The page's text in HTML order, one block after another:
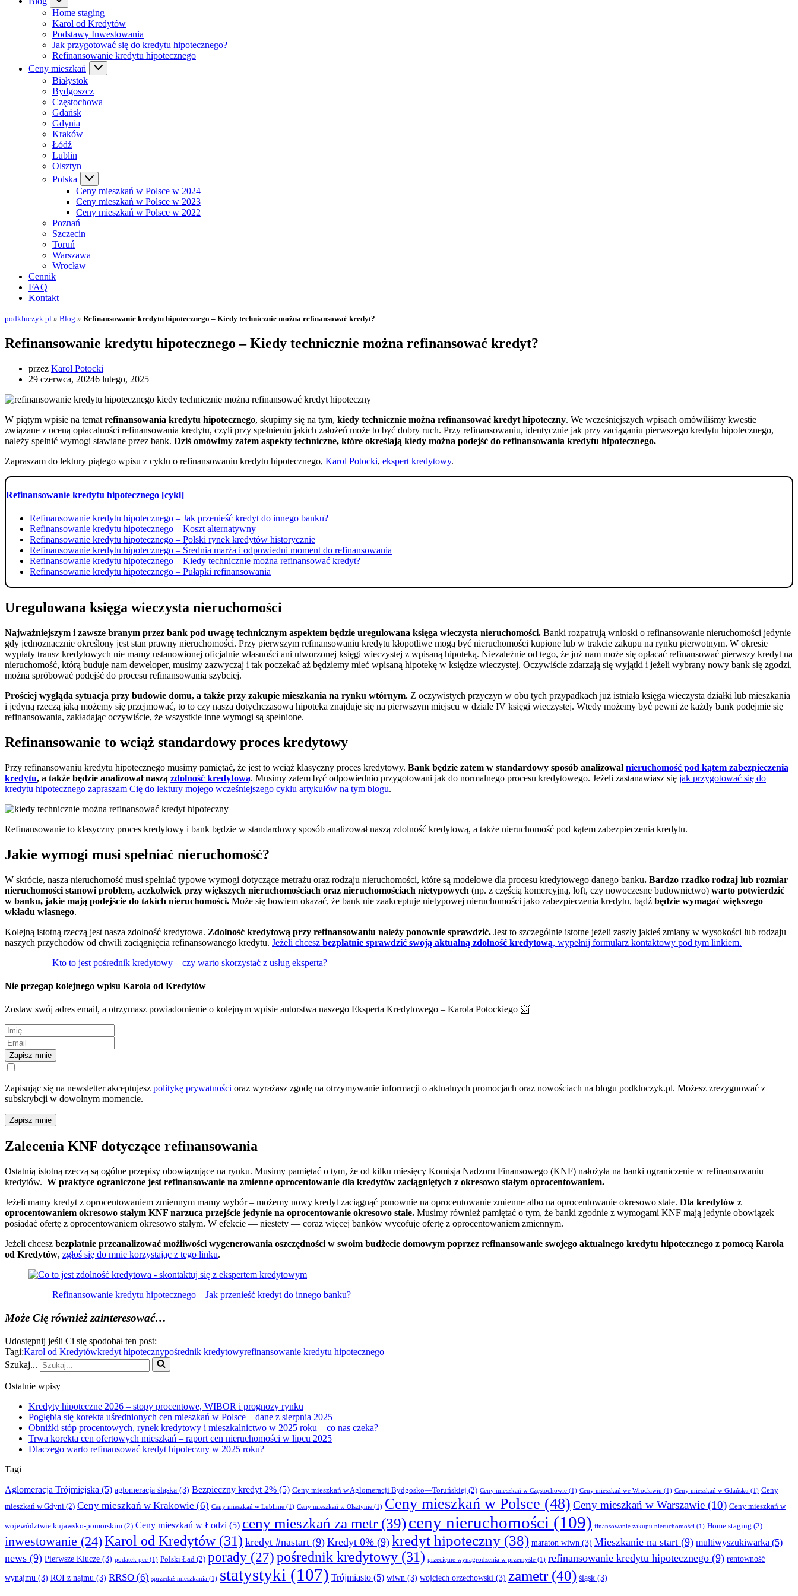
Home staging
Karol od Kredytów
Podstawy Inwestowania
Jak przygotować się do kredytu hipotecznego?
Refinansowanie kredytu hipotecznego
Ceny mieszkań
Białystok
Bydgoszcz
Częstochowa
Gdańsk
Gdynia
Kraków
Łódź
Lublin
Olsztyn
Polska
Ceny mieszkań w Polsce w 2024
Ceny mieszkań w Polsce w 2023
Ceny mieszkań w Polsce w 2022
Poznań
Szczecin
Toruń
Warszawa
Wrocław
Cennik
FAQ
Kontakt
podkluczyk.pl » Blog » Refinansowanie kredytu hipotecznego – Kiedy technicznie można refinansować kredyt?
Refinansowanie kredytu hipotecznego – Kiedy technicznie można refinansować kredyt?
przez Karol Potocki
29 czerwca, 20246 lutego, 2025
W piątym wpisie na temat refinansowania kredytu hipotecznego, skupimy się na tym, kiedy technicznie można refinansować kredyt hipoteczny. We wcześniejszych wpisach omówiliśmy kwestie
związane z oceną opłacalności refinansowania kredytu, czyli przy spełnieniu jakich założeń może to być dobry ruch. Przy refinansowaniu, identycznie jak przy zaciąganiu pierwszego kredytu hipotecznego,
należy spełnić wymogi stawiane przez bank. Dziś omówimy zatem aspekty techniczne, które określają kiedy można podejść do refinansowania kredytu hipotecznego.
Zapraszam do lektury piątego wpisu z cyklu o refinansowaniu kredytu hipotecznego, Karol Potocki, ekspert kredytowy.
Refinansowanie kredytu hipotecznego [cykl]
Refinansowanie kredytu hipotecznego – Jak przenieść kredyt do innego banku?
Refinansowanie kredytu hipotecznego – Koszt alternatywny
Refinansowanie kredytu hipotecznego – Polski rynek kredytów historycznie
Refinansowanie kredytu hipotecznego – Średnia marża i odpowiedni moment do refinansowania
Refinansowanie kredytu hipotecznego – Kiedy technicznie można refinansować kredyt?
Refinansowanie kredytu hipotecznego – Pułapki refinansowania
Uregulowana księga wieczysta nieruchomości
Najważniejszym i zawsze branym przez bank pod uwagę technicznym aspektem będzie uregulowana księga wieczysta nieruchomości. Banki rozpatrują wnioski o refinansowanie nieruchomości jedynie
gdy jednoznacznie określony jest stan prawny nieruchomości. Przy pierwszym refinansowaniu kredytu kłopotliwe mogą być nieruchomości kupione lub w trakcie zakupu na rynku pierwotnym. W okresie
wypłaty transz kredytowych nie mamy ustanowionej oficjalnie własności ani utworzonej księgi wieczystej z wpisaną hipoteką. Niezależnie od tego, że już nam może się opłacać refinansować pierwszy kredyt na
nieruchomość, którą buduje nam deweloper, musimy zazwyczaj i tak poczekać aż będziemy mieć wpisaną hipotekę w księdze wieczystej. Oczywiście zdarzają się wyjątki i jeżeli wybrany nowy bank się zgodzi,
można spróbować podejść do procesu refinansowania szybciej.
Prościej wygląda sytuacja przy budowie domu, a także przy zakupie mieszkania na rynku wtórnym. Z oczywistych przyczyn w obu tych przypadkach już istniała księga wieczysta działki lub mieszkania
i jedyną rzeczą jaką możemy się przejmować, to to czy nasza dotychczasowa hipoteka znajduje się na pierwszym miejscu w dziale IV księgi wieczystej. Wtedy możemy być pewni że każdy bank podejmie się
refinansowania, zakładając oczywiście, że wszystkie inne wymogi są spełnione.
Refinansowanie to wciąż standardowy proces kredytowy
Przy refinansowaniu kredytu hipotecznego musimy pamiętać, że jest to wciąż klasyczny proces kredytowy. Bank będzie zatem w standardowy sposób analizowałnieruchomość pod kątem zabezpieczenia
kredytu, a także będzie analizował naszą zdolność kredytową. Musimy zatem być odpowiednio przygotowani jak do normalnego procesu kredytowego. Jeżeli zastanawiasz się jak przygotować się do
kredytu hipotecznego zapraszam Cię do lektury mojego wcześniejszego cyklu artykułów na tym blogu.
Refinansowanie to klasyczny proces kredytowy i bank będzie w standardowy sposób analizował naszą zdolność kredytową, a także nieruchomość pod kątem zabezpieczenia kredytu.
Jakie wymogi musi spełniać nieruchomość?
W skrócie, nasza nieruchomość musi spełniać typowe wymogi dotyczące metrażu oraz rodzaju nieruchomości, które są modelowe dla procesu kredytowego danego banku. Bardzo rzadko rodzaj lub rozmiar
nieruchomości stanowi problem, aczkolwiek przy większych nieruchomościach oraz nieruchomościach nietypowych (np. z częścią komercyjną, loft, czy nowoczesne budownictwo) warto potwierdzić
w banku, jakie mają podejście do takich nieruchomości. Może się bowiem okazać, że bank nie zaakceptuje nietypowej nieruchomości jako zabezpieczenia kredytu, bądź będzie wymagać większego
wkładu własnego.
Kolejną istotną rzeczą jest nasza zdolność kredytowa. Zdolność kredytową przy refinansowaniu należy ponownie sprawdzić. Jest to szczególnie istotne jeżeli zaszły jakieś zmiany w wysokości lub rodzaju
naszych przychodów od chwili zaciągnięcia refinansowanego kredytu. Jeżeli chcesz bezpłatnie sprawdzić swoją aktualną zdolność kredytową, wypełnij formularz kontaktowy pod tym linkiem.
Kto to jest pośrednik kredytowy – czy warto skorzystać z usług eksperta?
Nie przegap kolejnego wpisu Karola od Kredytów
Zostaw swój adres email, a otrzymasz powiadomienie o kolejnym wpisie autorstwa naszego Eksperta Kredytowego – Karola Potockiego 📨
Zapisz mnie
Zapisując się na newsletter akceptujesz politykę prywatności oraz wyrażasz zgodę na otrzymywanie informacji o aktualnych promocjach oraz nowościach na blogu podkluczyk.pl. Możesz zrezygnować z
subskrybcji w dowolnym momencie.
Zapisz mnie
Zalecenia KNF dotyczące refinansowania
Ostatnią istotną rzeczą są ogólne przepisy obowiązujące na rynku. Musimy pamiętać o tym, że od kilku miesięcy Komisja Nadzoru Finansowego (KNF) nałożyła na banki ograniczenie w refinansowaniu
kredytów. W praktyce ograniczone jest refinansowanie na zmienne oprocentowanie dla kredytów zaciągniętych z okresowo stałym oprocentowaniem.
Jeżeli mamy kredyt z oprocentowaniem zmiennym mamy wybór – możemy nowy kredyt zaciągnąć ponownie na oprocentowanie zmienne albo na oprocentowanie okresowo stałe. Dla kredytów z
oprocentowaniem okresowo stałym KNF narzuca przejście jedynie na oprocentowanie okresowo stałe. Musimy również pamiętać o tym, że banki zgodnie z wymogami KNF mają jedynie obowiązek
posiadać ofertę z oprocentowaniem okresowo stałym. W efekcie — niestety — coraz więcej banków wycofuje ofertę z oprocentowaniem zmiennym.
Jeżeli chcesz bezpłatnie przeanalizować możliwości wygenerowania oszczędności w swoim budżecie domowym poprzez refinansowanie swojego aktualnego kredytu hipotecznego z pomocą Karola
od Kredytów, zgłoś się do mnie korzystając z tego linku.
Refinansowanie kredytu hipotecznego – Jak przenieść kredyt do innego banku?
Może Cię również zainteresować…
Udostępnij jeśli Ci się spodobał ten post:
Tagi:Karol od Kredytówkredyt hipotecznypośrednik kredytowyrefinansowanie kredytu hipotecznego
Szukaj...
Ostatnie wpisy
Kredyty hipoteczne 2026 – stopy procentowe, WIBOR i prognozy rynku
Pogłębia się korekta uśrednionych cen mieszkań w Polsce – dane z sierpnia 2025
Obniżki stóp procentowych, rynek kredytowy i mieszkalnictwo w 2025 roku – co nas czeka?
Trwa korekta cen ofertowych mieszkań – raport cen nieruchomości w lipcu 2025
Dlaczego warto refinansować kredyt hipoteczny w 2025 roku?
Tagi
Aglomeracja Trójmiejska (5) aglomeracja śląska (3) Bezpieczny kredyt 2% (5) Ceny mieszkań w Aglomeracji Bydgosko—Toruńskiej (2) Ceny mieszkań w Częstochowie (1) Ceny mieszkań we Wrocławiu (1) Ceny mieszkań w Gdańsku (1) Ceny
mieszkań w Gdyni (2) Ceny mieszkań w Krakowie (6) Ceny mieszkań w Lublinie (1) Ceny mieszkań w Olsztynie (1) Ceny mieszkań w Polsce (48) Ceny mieszkań w Warszawie (10) Ceny mieszkań w
województwie kujawsko-pomorskim (2) Ceny mieszkań w Łodzi (5) ceny mieszkań za metr(39)ceny nieruchomości (109) finansowanie zakupu nieruchomości (1) Home staging (2)
inwestowanie (24)Karol od Kredytów(31) kredyt #nastart (9) Kredyt 0% (9) kredyt hipoteczny (38) maraton wiwn (3) Mieszkanie na start (9) multiwyszukiwarka (5)
news (9) Pierwsze Klucze (3) podatek pcc (1) Polski Ład (2) porady (27) pośrednik kredytowy (31) przeciętne wynagrodzenia w przemyśle (1) refinansowanie kredytu hipotecznego (9) rentowność
wynajmu (3) ROI z najmu (3) RRSO (6) sprzedaż mieszkania (1) statystyki (107) Trójmiasto (5) wiwn (3) wojciech orzechowski (3) zametr(40) śląsk (3)